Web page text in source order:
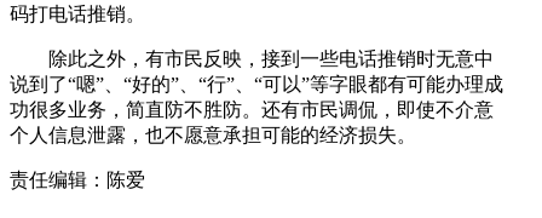
码打电话推销。
除此之外，有市民反映，接到一些电话推销时无意中
说到了“嗯”、“好的”、“行”、“可以”等字眼都有可能办理成
功很多业务，简直防不胜防。还有市民调侃，即使不介意
个人信息泄露，也不愿意承担可能的经济损失。
责任编辑：陈爱